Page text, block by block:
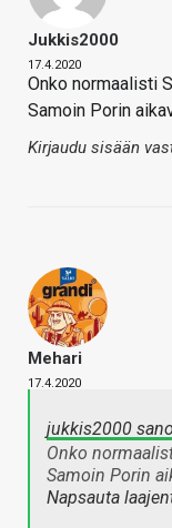
Jukkis2000
17.4.2020
Onko normaalisti
Samoin Porin
Kirjaudu sisään
Mehari
17.4.2020
jukkis2000
Onko
Samoin Porin
Napsauta